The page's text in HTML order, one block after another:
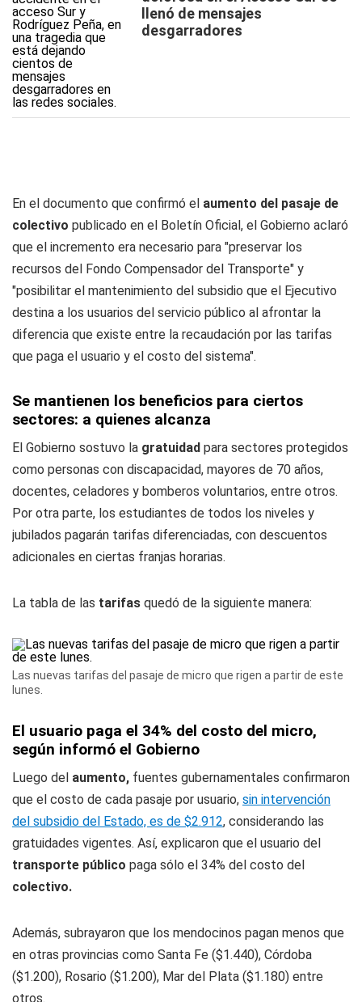
llenó de mensajes
desgarradores
En el documento que confirmó el aumento del pasaje de
colectivo publicado en el Boletín Oficial, el Gobierno aclaró
que el incremento era necesario para "preservar los
recursos del Fondo Compensador del Transporte" y
"posibilitar el mantenimiento del subsidio que el Ejecutivo
destina a los usuarios del servicio público al afrontar la
diferencia que existe entre la recaudación por las tarifas
que paga el usuario y el costo del sistema".
Se mantienen los beneficios para ciertos
sectores: a quienes alcanza
El Gobierno sostuvo la gratuidad para sectores protegidos
como personas con discapacidad, mayores de 70 años,
docentes, celadores y bomberos voluntarios, entre otros.
Por otra parte, los estudiantes de todos los niveles y
jubilados pagarán tarifas diferenciadas, con descuentos
adicionales en ciertas franjas horarias.
La tabla de las tarifas quedó de la siguiente manera:
Las nuevas tarifas del pasaje de micro que rigen a partir de este
lunes.
El usuario paga el 34% del costo del micro,
según informó el Gobierno
Luego del aumento, fuentes gubernamentales confirmaron
que el costo de cada pasaje por usuario, sin intervención
del subsidio del Estado, es de $2.912, considerando las
gratuidades vigentes. Así, explicaron que el usuario del
transporte público paga sólo el 34% del costo del
colectivo.
Además, subrayaron que los mendocinos pagan menos que
en otras provincias como Santa Fe ($1.440), Córdoba
($1.200), Rosario ($1.200), Mar del Plata ($1.180) entre
otros.